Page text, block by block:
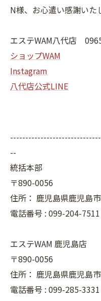
N様、お心遣い感謝いた
エステWAM八代店
ショップWAM
Instagram
八代店公式LINE
--
統括本部
〒890-0056
住所： 鹿児島県鹿児島
電話番号 : 099-204-7511
エステWAM 鹿児島店
〒890-0056
住所： 鹿児島県鹿児島
電話番号 : 099-285-3331